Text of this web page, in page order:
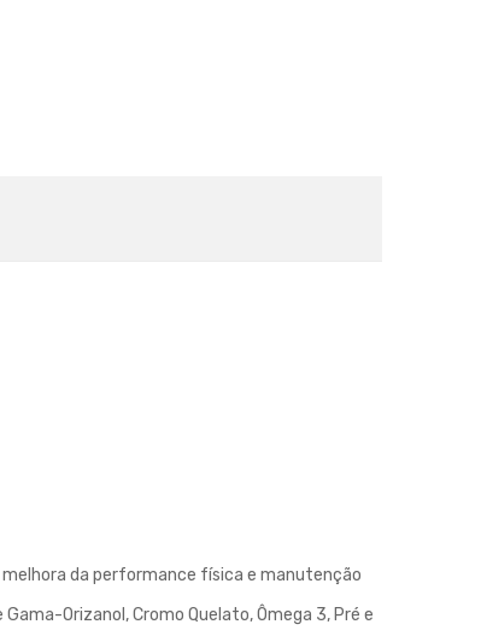
da performance física e manutenção
Orizanol, Cromo Quelato, Ômega 3, Pré e